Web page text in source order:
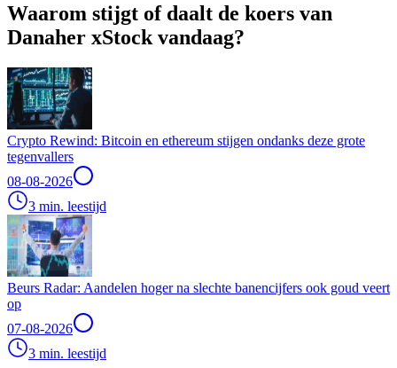
Waarom stijgt of daalt de koers van
Danaher xStock vandaag?
Crypto Rewind: Bitcoin en ethereum stijgen ondanks deze grote
tegenvallers
08-08-2026
3 min. leestijd
Beurs Radar: Aandelen hoger na slechte banencijfers ook goud veert
op
07-08-2026
3 min. leestijd